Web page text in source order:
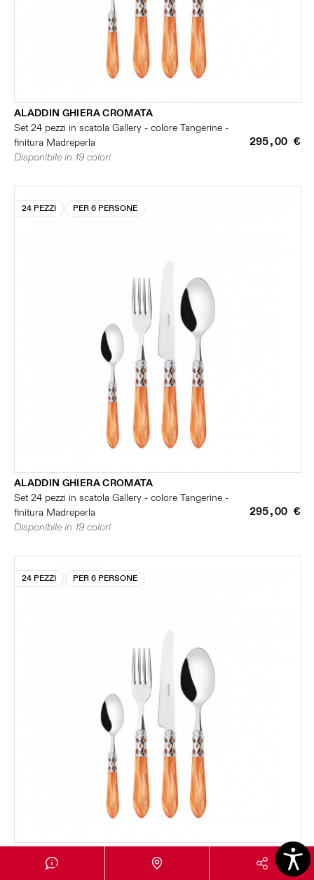
ALADDIN GHIERA CROMATA
Set 24 pezzi in scatola Gallery - colore Tangerine -
finitura Madreperla
295,00 €
Disponibile in 19 colori
24 PEZZI PER 6 PERSONE
ALADDIN GHIERA CROMATA
Set 24 pezzi in scatola Gallery - colore Tangerine -
finitura Madreperla
295,00 €
Disponibile in 19 colori
24 PEZZI PER 6 PERSONE
Set 24 pezzi in scatola Gallery - colore Tangerine -